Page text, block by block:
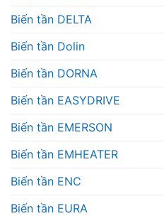
Biến tần DELTA
Biến tần Dolin
Biến tần DORNA
Biến tần EASYDRIVE
Biến tần EMERSON
Biến tần EMHEATER
Biến tần ENC
Biến tần EURA